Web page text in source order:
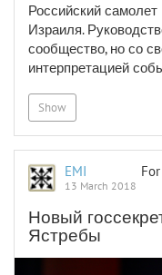
Российский
Израиля.
сообщество, но со
интерпретацией
Show
EMI
13 March 2018
Новый
Ястребы